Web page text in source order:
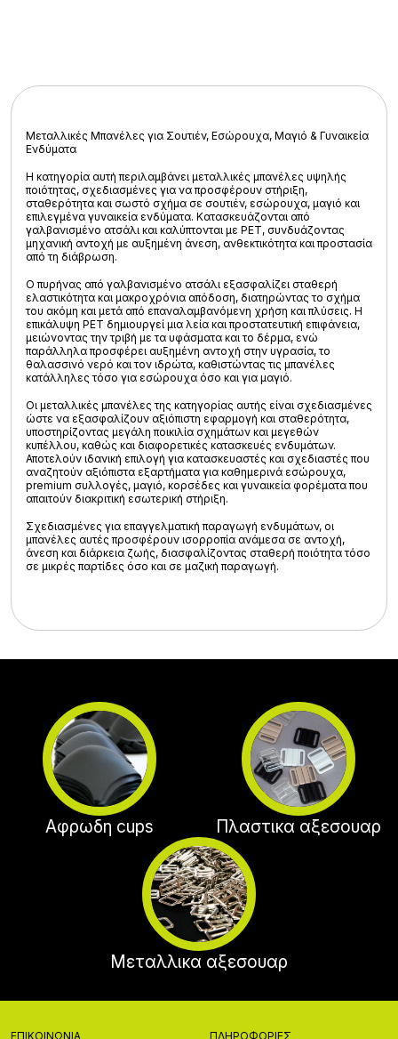
Μεταλλικές Μπανέλες για Σουτιέν, Εσώρουχα, Μαγιό & Γυναικεία
Ενδύματα
Η κατηγορία αυτή περιλαμβάνει μεταλλικές μπανέλες υψηλής
ποιότητας, σχεδιασμένες για να προσφέρουν στήριξη,
σταθερότητα και σωστό σχήμα σε σουτιέν, εσώρουχα, μαγιό και
επιλεγμένα γυναικεία ενδύματα. Κατασκευάζονται από
γαλβανισμένο ατσάλι και καλύπτονται με PET, συνδυάζοντας
μηχανική αντοχή με αυξημένη άνεση, ανθεκτικότητα και προστασία
από τη διάβρωση.
Ο πυρήνας από γαλβανισμένο ατσάλι εξασφαλίζει σταθερή
ελαστικότητα και μακροχρόνια απόδοση, διατηρώντας το σχήμα
του ακόμη και μετά από επαναλαμβανόμενη χρήση και πλύσεις. Η
επικάλυψη PET δημιουργεί μια λεία και προστατευτική επιφάνεια,
μειώνοντας την τριβή με τα υφάσματα και το δέρμα, ενώ
παράλληλα προσφέρει αυξημένη αντοχή στην υγρασία, το
θαλασσινό νερό και τον ιδρώτα, καθιστώντας τις μπανέλες
κατάλληλες τόσο για εσώρουχα όσο και για μαγιό.
Οι μεταλλικές μπανέλες της κατηγορίας αυτής είναι σχεδιασμένες
ώστε να εξασφαλίζουν αξιόπιστη εφαρμογή και σταθερότητα,
υποστηρίζοντας μεγάλη ποικιλία σχημάτων και μεγεθών
κυπέλλου, καθώς και διαφορετικές κατασκευές ενδυμάτων.
Αποτελούν ιδανική επιλογή για κατασκευαστές και σχεδιαστές που
αναζητούν αξιόπιστα εξαρτήματα για καθημερινά εσώρουχα,
premium συλλογές, μαγιό, κορσέδες και γυναικεία φορέματα που
απαιτούν διακριτική εσωτερική στήριξη.
Σχεδιασμένες για επαγγελματική παραγωγή ενδυμάτων, οι
μπανέλες αυτές προσφέρουν ισορροπία ανάμεσα σε αντοχή,
άνεση και διάρκεια ζωής, διασφαλίζοντας σταθερή ποιότητα τόσο
σε μικρές παρτίδες όσο και σε μαζική παραγωγή.
Αφρωδη cups Πλαστικα αξεσουαρ
Μεταλλικα αξεσουαρ
ΕΠΙΚΟΙΝΩΝΊΑ ΠΛΗΡΟΦΟΡΊΕΣ